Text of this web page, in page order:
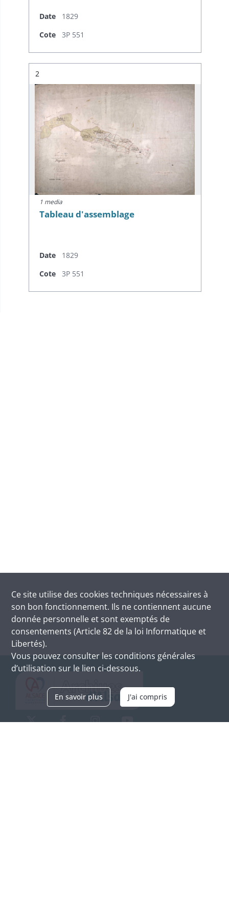
Date
1829
Cote
3P 551
Résultat n°
2
1 media
Tableau d'assemblage
Date
1829
Cote
3P 551
Ce site utilise des cookies techniques nécessaires à
son bon fonctionnement. Ils ne contiennent aucune
donnée personnelle et sont exemptés de
consentements (Article 82 de la loi Informatique et
Libertés).
Vous pouvez consulter les conditions générales
d’utilisation sur le lien ci-dessous.
En savoir plus J'ai compris